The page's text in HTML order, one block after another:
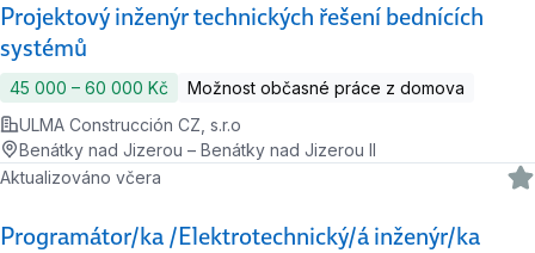
Projektový inženýr technických řešení bednících
systémů
45 000 ‍–‍ 60 000 Kč
Možnost občasné práce z domova
ULMA Construcción CZ, s.r.o
Benátky nad Jizerou – Benátky nad Jizerou II
Programátor/ka /Elektrotechnický/á inženýr/ka
Aktualizováno včera